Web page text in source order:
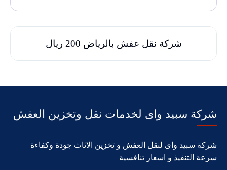
شركة نقل عفش بالرياض 200 ريال
شركة سبيد واى لخدمات نقل وتخزين العفش
شركة سبيد واى لنقل العفش و تخزين الاثاث جودة وكفاءة
سرعة التنفيذ و اسعار تنافسية